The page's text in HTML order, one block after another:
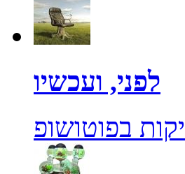
לפני, ועכשיו
בפוטושופ